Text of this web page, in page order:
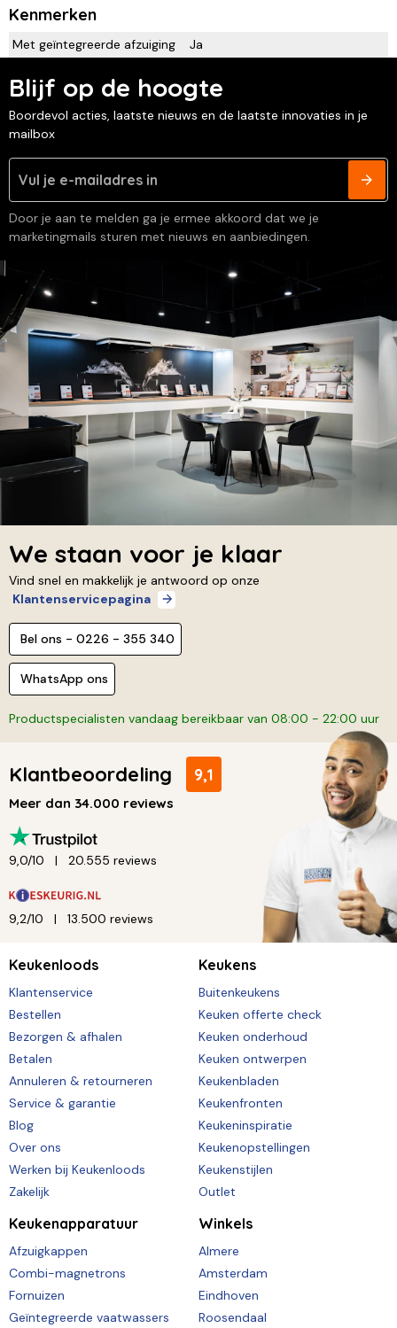
Kenmerken
Met geïntegreerde afzuiging Ja
Blijf op de hoogte
Boordevol acties, laatste nieuws en de laatste innovaties in je
mailbox
Door je aan te melden ga je ermee akkoord dat we je
marketingmails sturen met nieuws en aanbiedingen.
We staan voor je klaar
Vind snel en makkelijk je antwoord op onze
Klantenservicepagina
Bel ons - 0226 - 355 340
WhatsApp ons
Productspecialisten vandaag bereikbaar van 08:00 - 22:00 uur
Klantbeoordeling 9,1
Meer dan 34.000 reviews
9,0/10 20.555 reviews
9,2/10 13.500 reviews
Keukenloods
Klantenservice
Bestellen
Bezorgen & afhalen
Betalen
Annuleren & retourneren
Service & garantie
Blog
Over ons
Werken bij Keukenloods
Zakelijk
Keukens
Buitenkeukens
Keuken offerte check
Keuken onderhoud
Keuken ontwerpen
Keukenbladen
Keukenfronten
Keukeninspiratie
Keukenopstellingen
Keukenstijlen
Outlet
Keukenapparatuur
Afzuigkappen
Combi-magnetrons
Fornuizen
Geïntegreerde vaatwassers
Winkels
Almere
Amsterdam
Eindhoven
Roosendaal